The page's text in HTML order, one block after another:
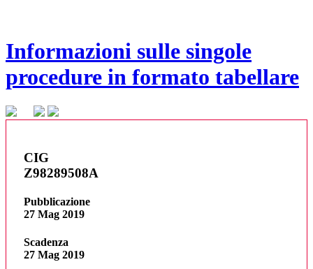
Informazioni sulle singole
procedure in formato tabellare
CIG
Z98289508A
Pubblicazione
27 Mag 2019
Scadenza
27 Mag 2019